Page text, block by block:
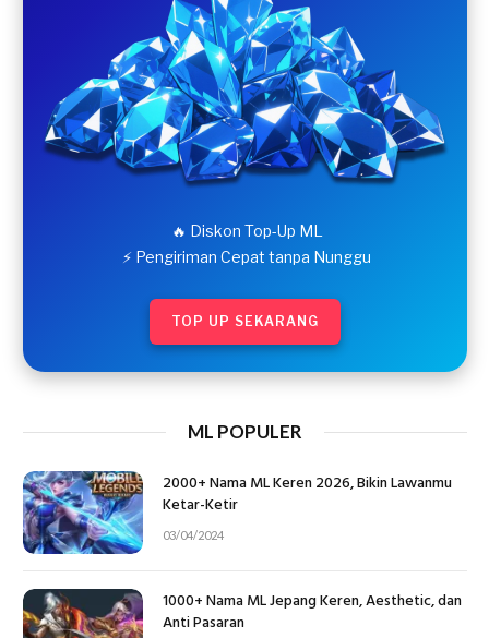
🔥 Diskon Top-Up ML
⚡ Pengiriman Cepat tanpa Nunggu
TOP UP SEKARANG
ML POPULER
2000+ Nama ML Keren 2026, Bikin Lawanmu
Ketar-Ketir
03/04/2024
1000+ Nama ML Jepang Keren, Aesthetic, dan
Anti Pasaran